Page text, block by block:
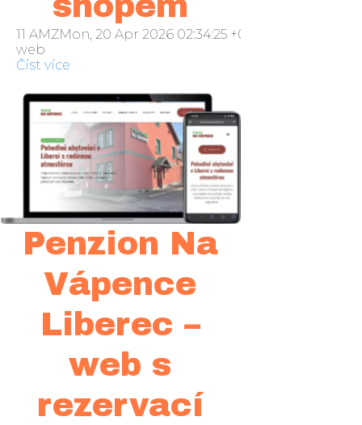
11 AMZMon, 20 Apr 2026 02:34:25 +000034pondělí
web
Číst více
Penzion Na
Vápence
Liberec –
web s
rezervací